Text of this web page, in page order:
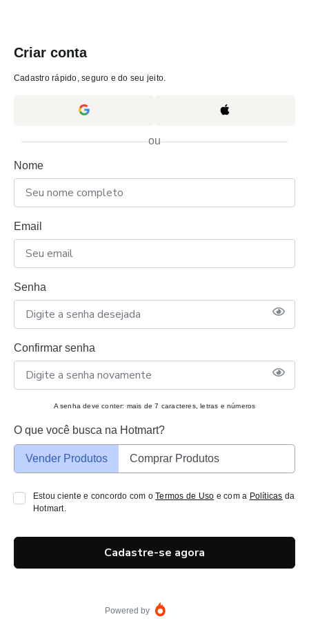
Criar conta
Cadastro rápido, seguro e do seu jeito.
ou
Nome
Email
Senha
Confirmar senha
A senha deve conter: mais de 7 caracteres, letras e números
O que você busca na Hotmart?
Vender Produtos Comprar Produtos
Estou ciente e concordo com oTermos de Uso e com a Políticas da
Hotmart.
Cadastre-se agora
Powered by